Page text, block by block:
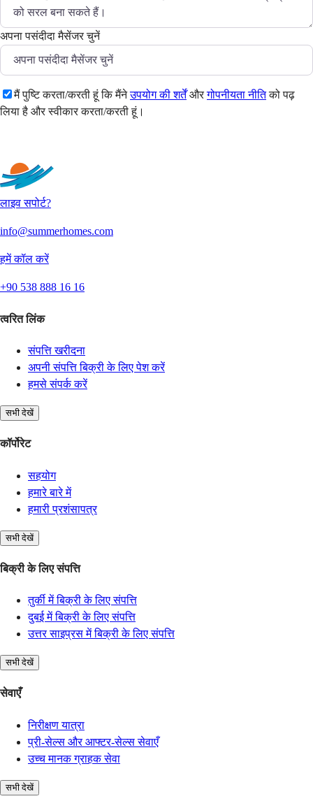
अपना पसंदीदा मैसेंजर चुनें
मैं पुष्टि करता/करती हूं कि मैंनेउपयोग की शर्तेंऔरगोपनीयता नीतिको पढ़
लिया है और स्वीकार करता/करती हूं।
लाइव सपोर्ट?
info@summerhomes.com
हमें कॉल करें
+90 538 888 16 16
त्वरित लिंक
संपत्ति खरीदना
अपनी संपत्ति बिक्री के लिए पेश करें
हमसे संपर्क करें
सभी देखें
कॉर्पोरेट
सहयोग
हमारे बारे में
हमारी प्रशंसापत्र
सभी देखें
बिक्री के लिए संपत्ति
तुर्की में बिक्री के लिए संपत्ति
दुबई में बिक्री के लिए संपत्ति
उत्तर साइप्रस में बिक्री के लिए संपत्ति
सभी देखें
सेवाएँ
निरीक्षण यात्रा
प्री-सेल्स और आफ्टर-सेल्स सेवाएँ
उच्च मानक ग्राहक सेवा
सभी देखें